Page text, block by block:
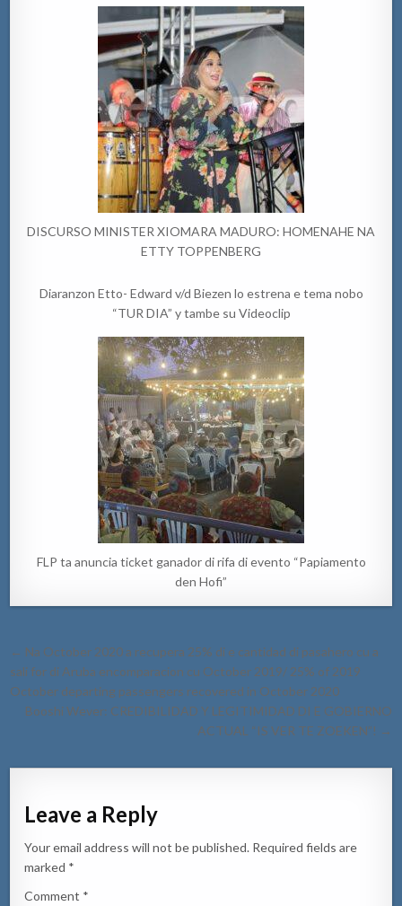
DISCURSO MINISTER XIOMARA MADURO: HOMENAHE NA
ETTY TOPPENBERG
Diaranzon Etto- Edward v/d Biezen lo estrena e tema nobo
“TUR DIA” y tambe su Videoclip
FLP ta anuncia ticket ganador di rifa di evento “Papiamento
den Hofi”
Post
navigation
← Na October 2020 a recupera 25% di e cantidad di pasahero cu a
sali for di Aruba encomparacion cu October 2019/ 25% of 2019
October departing passengers recovered in October 2020
Booshi Wever: CREDIBILIDAD Y LEGITIMIDAD DI E GOBIERNO
ACTUAL “IS VER TE ZOEKEN”! →
Leave a Reply
Your email address will not be published. Required fields are
marked *
Comment *